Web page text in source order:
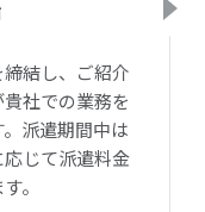
結し、ご紹介
社での業務を
派遣期間中は
じて派遣料金
。